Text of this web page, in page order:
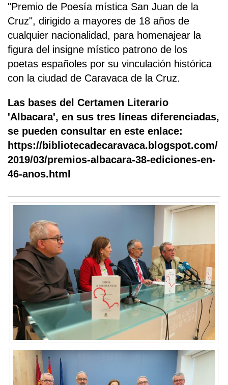
"Premio de Poesía mística San Juan de la
Cruz", dirigido a mayores de 18 años de
cualquier nacionalidad, para homenajear la
figura del insigne místico patrono de los
poetas españoles por su vinculación histórica
con la ciudad de Caravaca de la Cruz.
Las bases del Certamen Literario
'Albacara', en sus tres líneas diferenciadas,
se pueden consultar en este enlace:
https://bibliotecadecaravaca.blogspot.com/
2019/03/premios-albacara-38-ediciones-en-
46-anos.html